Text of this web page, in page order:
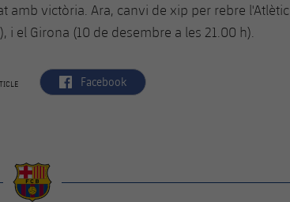
amb victòria. Ara, canvi de xip per rebre l'Atlètic
el Girona (10 de desembre a les 21.00 h).
label.aria.facebook
Facebook